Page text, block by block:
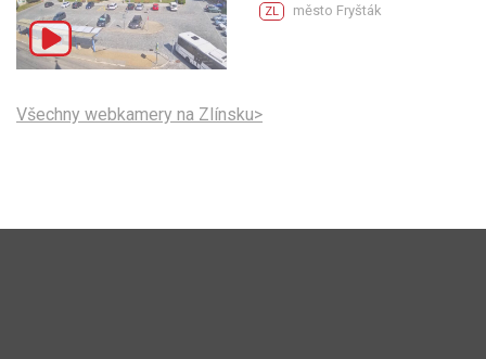
ZL město Fryšták
Všechny webkamery na Zlínsku>